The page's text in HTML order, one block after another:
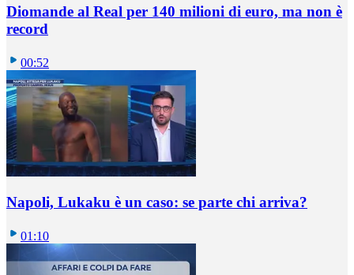
Diomande al Real per 140 milioni di euro, ma non è
record
00:52
Napoli, Lukaku è un caso: se parte chi arriva?
01:10